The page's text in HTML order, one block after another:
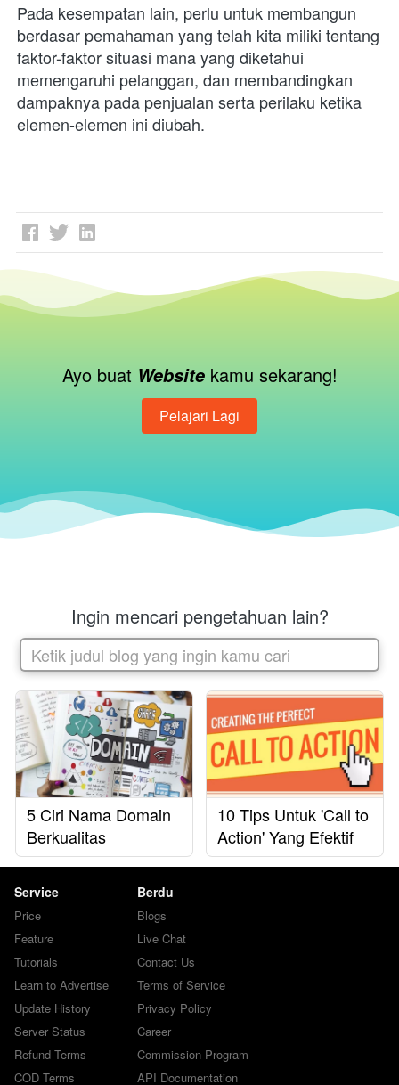
Pada kesempatan lain, perlu untuk membangun
berdasar pemahaman yang telah kita miliki tentang
faktor-faktor situasi mana yang diketahui
memengaruhi pelanggan, dan membandingkan
dampaknya pada penjualan serta perilaku ketika
elemen-elemen ini diubah.
Ayo buat Website kamu sekarang!
`Pelajari Lagi
Ingin mencari pengetahuan lain?
Ketik judul blog yang ingin kamu cari
5 Ciri Nama Domain
Berkualitas
10 Tips Untuk 'Call to
Action' Yang Efektif
Service
Price
Feature
Tutorials
Learn to Advertise
Update History
Server Status
Refund Terms
COD Terms
Berdu
Blogs
Live Chat
Contact Us
Terms of Service
Privacy Policy
Career
Commission Program
API Documentation